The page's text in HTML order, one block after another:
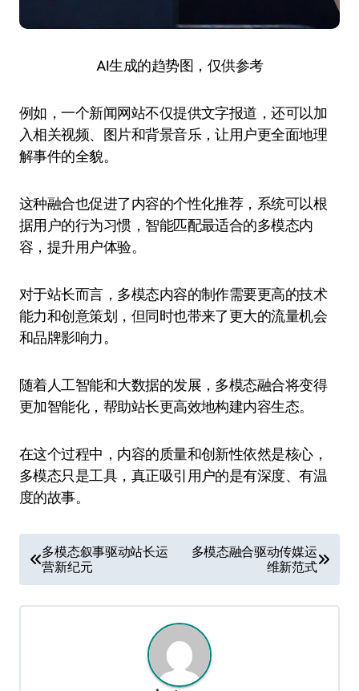
AI生成的趋势图，仅供参考
例如，一个新闻网站不仅提供文字报道，还可以加
入相关视频、图片和背景音乐，让用户更全面地理
解事件的全貌。
这种融合也促进了内容的个性化推荐，系统可以根
据用户的行为习惯，智能匹配最适合的多模态内
容，提升用户体验。
对于站长而言，多模态内容的制作需要更高的技术
能力和创意策划，但同时也带来了更大的流量机会
和品牌影响力。
随着人工智能和大数据的发展，多模态融合将变得
更加智能化，帮助站长更高效地构建内容生态。
在这个过程中，内容的质量和创新性依然是核心，
多模态只是工具，真正吸引用户的是有深度、有温
度的故事。
章
导
多模态叙事驱动站长运
营新纪元
多模态融合驱动传媒运
维新范式